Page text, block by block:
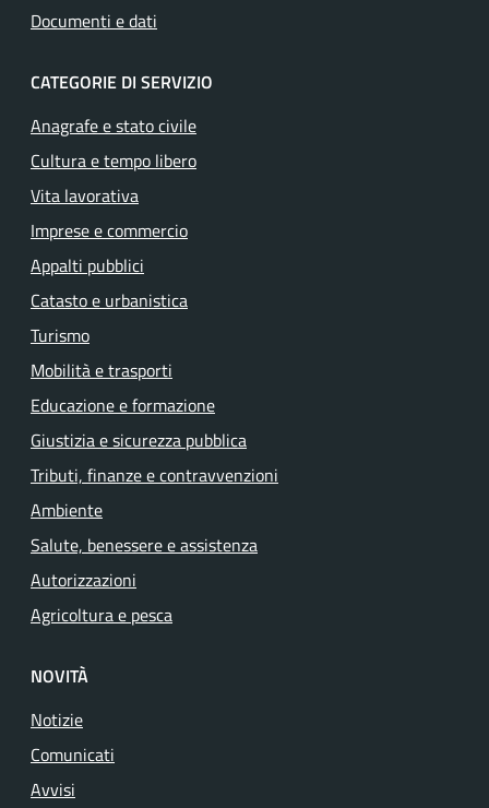
Documenti e dati
CATEGORIE DI SERVIZIO
Anagrafe e stato civile
Cultura e tempo libero
Vita lavorativa
Imprese e commercio
Appalti pubblici
Catasto e urbanistica
Turismo
Mobilità e trasporti
Educazione e formazione
Giustizia e sicurezza pubblica
Tributi, finanze e contravvenzioni
Ambiente
Salute, benessere e assistenza
Autorizzazioni
Agricoltura e pesca
NOVITÀ
Notizie
Comunicati
Avvisi